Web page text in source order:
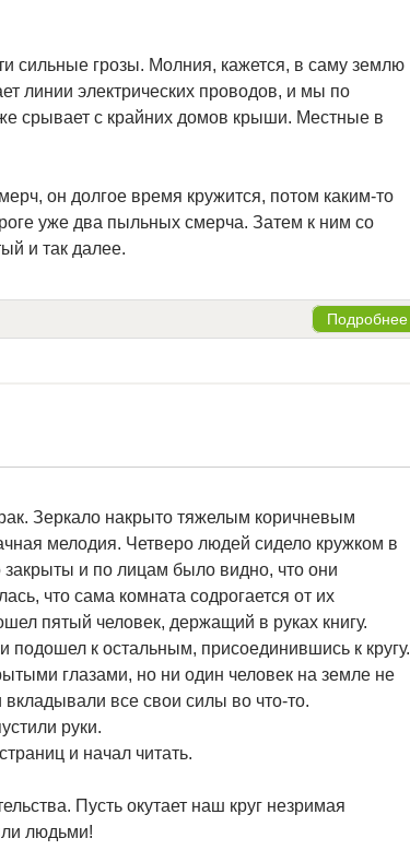
сильные грозы. Молния, кажется, в саму землю
линии электрических проводов, и мы по
срывает с крайних домов крыши. Местные в
он долгое время кружится, потом каким-то
уже два пыльных смерча. Затем к ним со
и так далее.
Подробнее
Зеркало накрыто тяжелым коричневым
мелодия. Четверо людей сидело кружком в
закрыты и по лицам было видно, что они
что сама комната содрогается от их
пятый человек, держащий в руках книгу.
подошел к остальным, присоединившись к кругу.
глазами, но ни один человек на земле не
все свои силы во что-то.
руки.
и начал читать.
Пусть окутает наш круг незримая
людьми!